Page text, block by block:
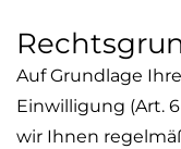
Auf Grundlage
Einwilligung (Art. 6
wir Ihnen